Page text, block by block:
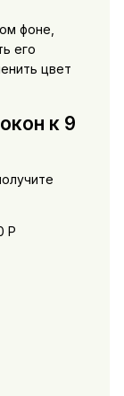
фоне,
его
цвет
к 9
Р